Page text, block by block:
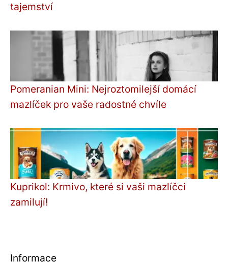
tajemství
Pomeranian Mini: Nejroztomilejší domácí
mazlíček pro vaše radostné chvíle
Kuprikol: Krmivo, které si vaši mazlíčci
zamilují!
Informace